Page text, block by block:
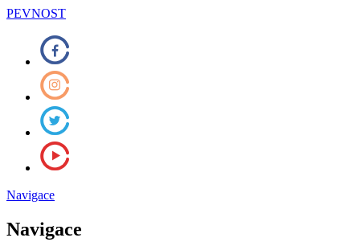
PEVNOST
Navigace
Navigace